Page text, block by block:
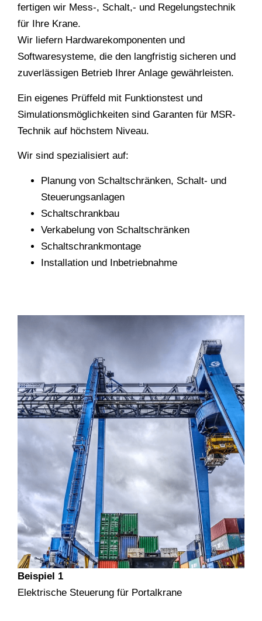
fertigen wir Mess-, Schalt,- und Regelungstechnik
für Ihre Krane.
Wir liefern Hardwarekomponenten und
Softwaresysteme, die den langfristig sicheren und
zuverlässigen Betrieb Ihrer Anlage gewährleisten.
Ein eigenes Prüffeld mit Funktionstest und
Simulationsmöglichkeiten sind Garanten für MSR-
Technik auf höchstem Niveau.
Wir sind spezialisiert auf:
Planung von Schaltschränken, Schalt- und
Steuerungsanlagen
Schaltschrankbau
Verkabelung von Schaltschränken
Schaltschrankmontage
Installation und Inbetriebnahme
Beispiel 1
Elektrische Steuerung für Portalkrane